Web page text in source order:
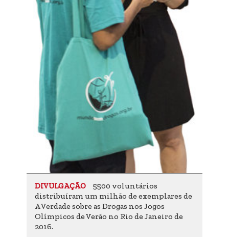
DIVULGAÇÃO
5500 voluntários
distribuíram um milhão de exemplares de
A Verdade sobre as Drogas nos Jogos
Olímpicos de Verão no Rio de Janeiro de
2016.